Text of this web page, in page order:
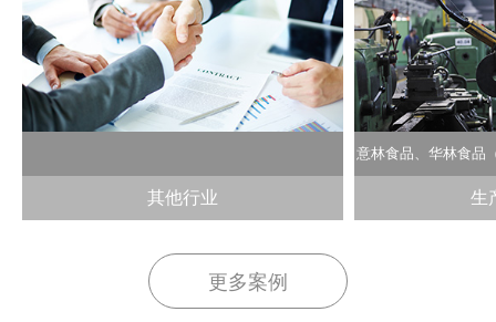
其他行业
意林食品、华林食品
生
更多案例